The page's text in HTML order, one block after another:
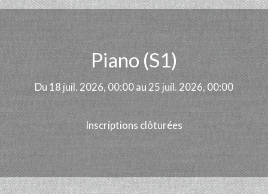
Piano (S1)
Du 18 juil. 2026, 00:00 au 25 juil. 2026, 00:00
Inscriptions clôturées